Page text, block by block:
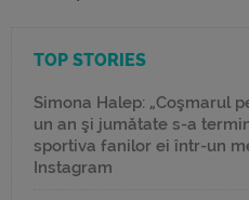
TOP STORIES
Simona Halep: „Coşmarul
un an şi jumătate s-a
sportiva fanilor ei într-un
Instagram